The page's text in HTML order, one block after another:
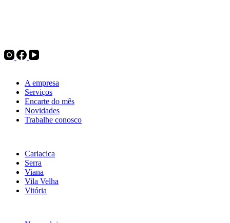
A empresa
Serviços
Encarte do mês
Novidades
Trabalhe conosco
Cariacica
Serra
Viana
Vila Velha
Vitória